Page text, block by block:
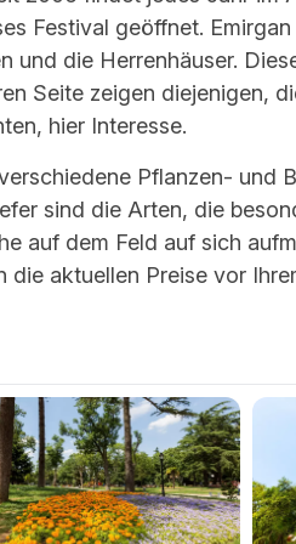
Festival geöffnet.
und die Herrenhäuser.
Seite zeigen diejenigen,
hier Interesse.
Pflanzen- und
sind die Arten, die
auf dem Feld auf sich
die aktuellen Preise vor